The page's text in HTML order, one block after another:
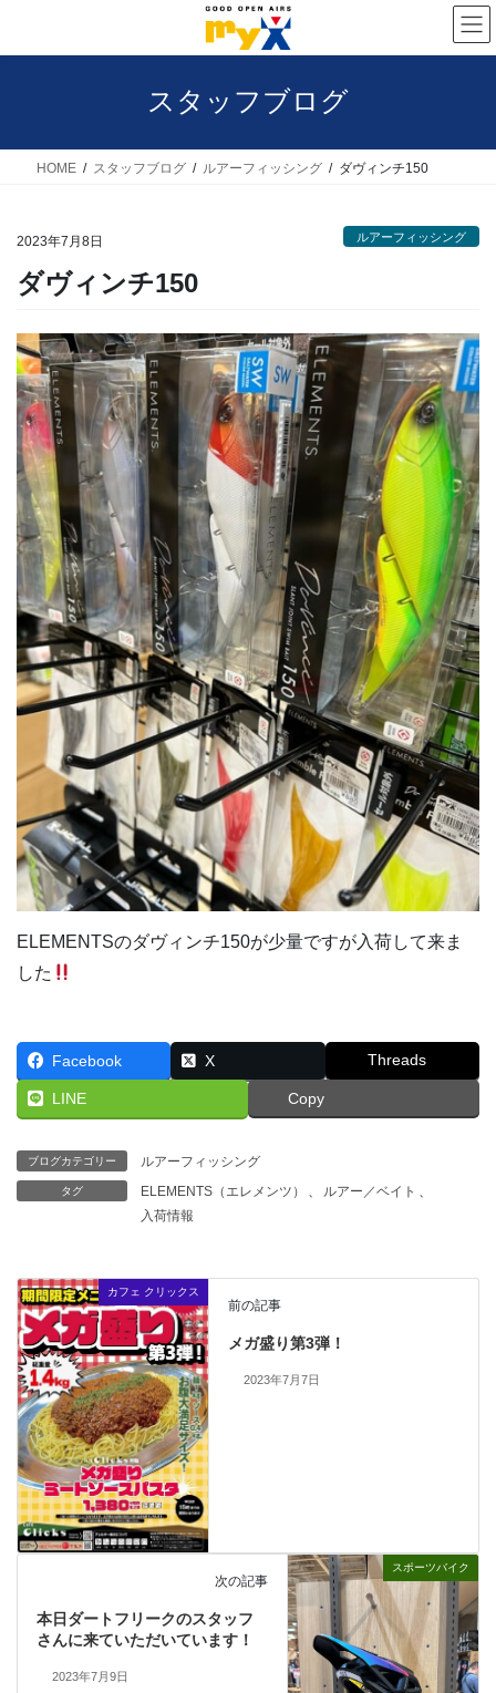
スタッフブログ
HOME スタッフブログ ルアーフィッシング ダヴィンチ150
2023年7月8日 ルアーフィッシング
ダヴィンチ150
ELEMENTSのダヴィンチ150が少量ですが入荷して来ま
した
Facebook X Threads
LINE Copy
ブログカテゴリー ルアーフィッシング
タグ ELEMENTS（エレメンツ） 、 ルアー／ベイト 、
入荷情報
カフェ クリックス
前の記事
メガ盛り第3弾！
2023年7月7日
スポーツバイク
次の記事
本日ダートフリークのスタッフ
さんに来ていただいています！
2023年7月9日